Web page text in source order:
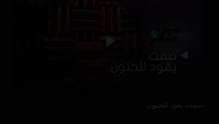
صمت يقود للجنون